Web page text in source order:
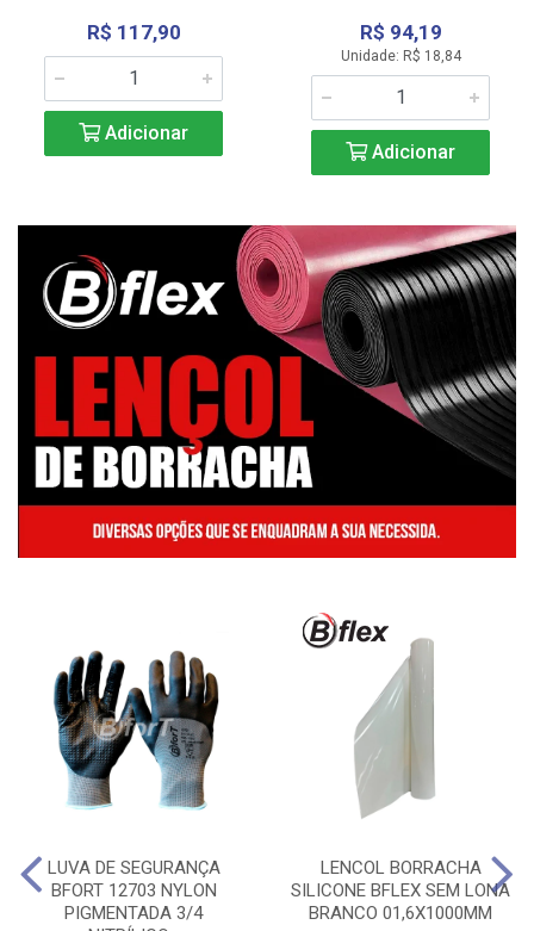
R$ 117,90
Adicionar
R$ 94,19
Unidade: R$ 18,84
Adicionar
LUVA DE SEGURANÇA
BFORT 12703 NYLON
PIGMENTADA 3/4
LENCOL BORRACHA
SILICONE BFLEX SEM LONA
BRANCO 01,6X1000MM